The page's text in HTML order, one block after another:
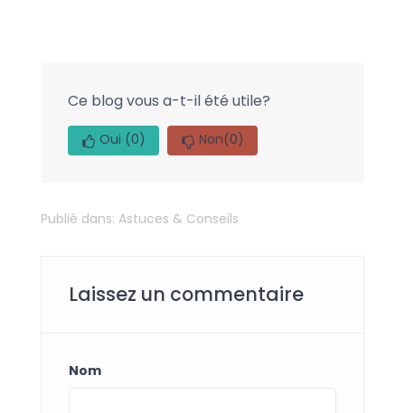
Ce blog vous a-t-il été utile?
Oui (0) Non(0)
Publié dans: Astuces & Conseils
Laissez un commentaire
Nom